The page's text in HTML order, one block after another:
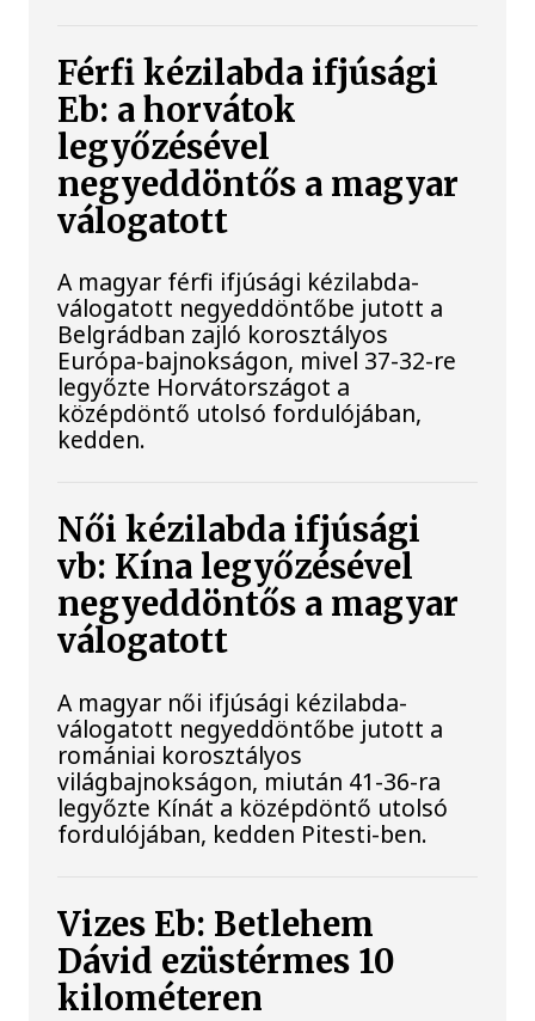
Férfi kézilabda ifjúsági
Eb: a horvátok
legyőzésével
negyeddöntős a magyar
válogatott
A magyar férfi ifjúsági kézilabda-
válogatott negyeddöntőbe jutott a
Belgrádban zajló korosztályos
Európa-bajnokságon, mivel 37-32-re
legyőzte Horvátországot a
középdöntő utolsó fordulójában,
kedden.
Női kézilabda ifjúsági
vb: Kína legyőzésével
negyeddöntős a magyar
válogatott
A magyar női ifjúsági kézilabda-
válogatott negyeddöntőbe jutott a
romániai korosztályos
világbajnokságon, miután 41-36-ra
legyőzte Kínát a középdöntő utolsó
fordulójában, kedden Pitesti-ben.
Vizes Eb: Betlehem
Dávid ezüstérmes 10
kilométeren